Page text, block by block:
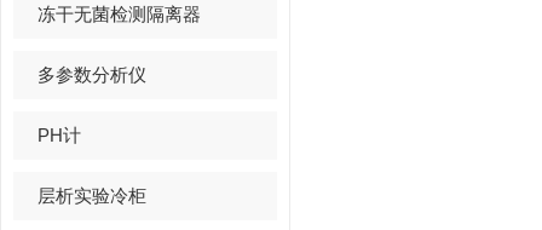
冻干无菌检测隔离器
多参数分析仪
PH计
层析实验冷柜